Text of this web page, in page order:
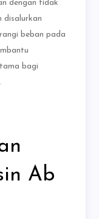
dengan tidak
disalurkan
beban pada
bagi
Ab